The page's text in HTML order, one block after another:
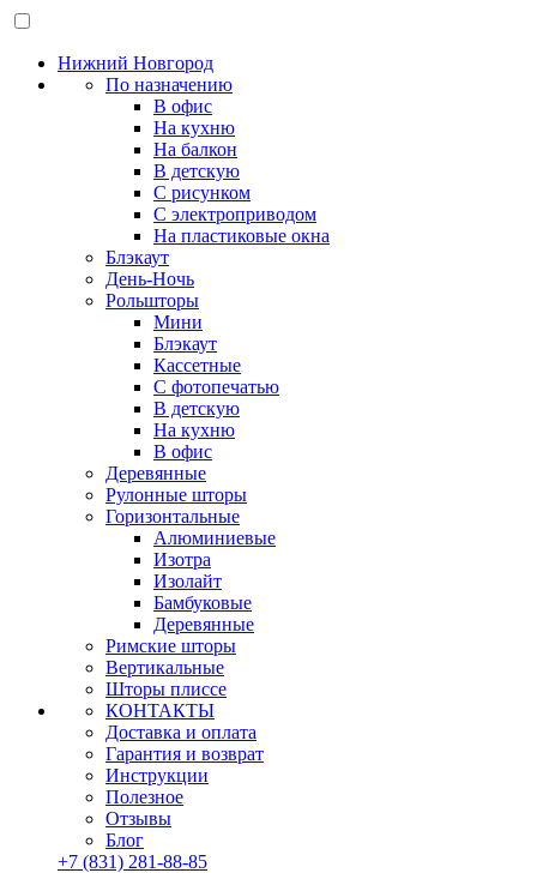
Нижний Новгород
По назначению
В офис
На кухню
На балкон
В детскую
С рисунком
С электроприводом
На пластиковые окна
Блэкаут
День-Ночь
Рольшторы
Мини
Блэкаут
Кассетные
С фотопечатью
В детскую
На кухню
В офис
Деревянные
Рулонные шторы
Горизонтальные
Алюминиевые
Изотра
Изолайт
Бамбуковые
Деревянные
Римские шторы
Вертикальные
Шторы плиссе
КОНТАКТЫ
Доставка и оплата
Гарантия и возврат
Инструкции
Полезное
Отзывы
Блог
+7 (831) 281-88-85